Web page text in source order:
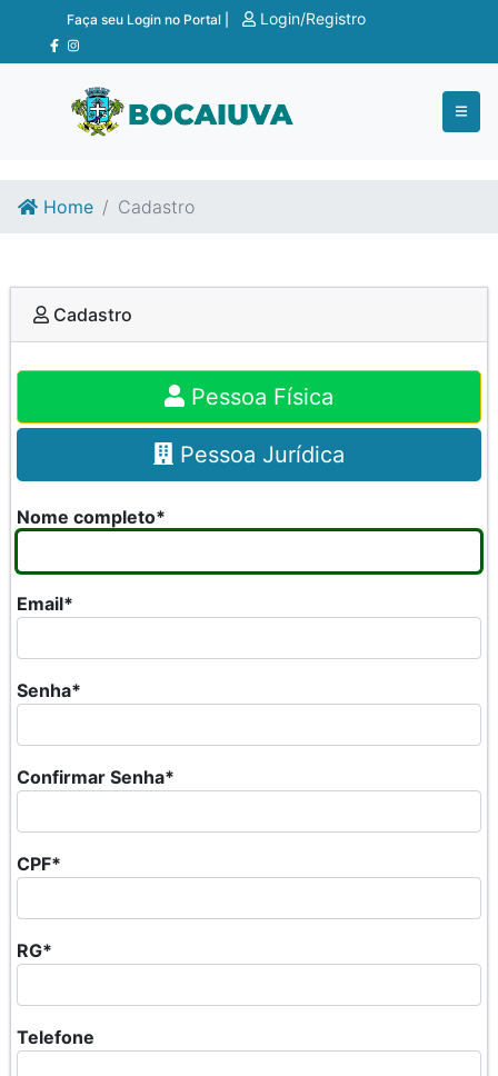
Ir para o conteúdo
Ir para o fim do conteúdo
Faça seu Login no Portal | Login/Registro
Home Cadastro
Cadastro
Pessoa Física
Pessoa Jurídica
Nome completo*
Email*
Senha*
Confirmar Senha*
CPF*
RG*
Telefone